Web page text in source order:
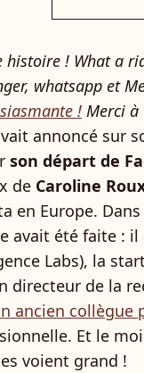
histoire ! What a
whatsapp et
! Merci à
annoncé sur
son départ de
de Caroline
en Europe.
avait été faite :
Labs), la
directeur de la
ancien collègue
Et le
voient grand !